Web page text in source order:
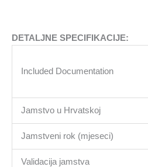
DETALJNE SPECIFIKACIJE:
Included Documentation
Jamstvo u Hrvatskoj
Jamstveni rok (mjeseci)
Validacija jamstva